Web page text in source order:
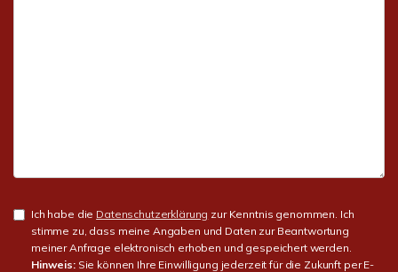
Ich habe die Datenschutzerklärung zur Kenntnis genommen. Ich
stimme zu, dass meine Angaben und Daten zur Beantwortung
meiner Anfrage elektronisch erhoben und gespeichert werden.
Hinweis:Sie können Ihre Einwilligung jederzeit für die Zukunft per E-